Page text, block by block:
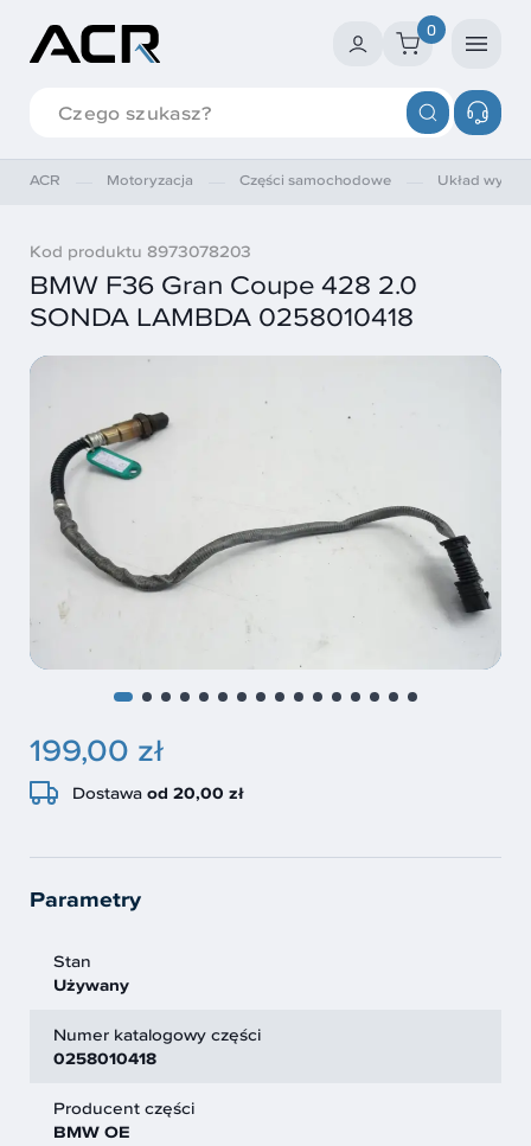
0
ACR Motoryzacja Części samochodowe Układ
Kod produktu 8973078203
BMW F36 Gran Coupe 428 2.0
SONDA LAMBDA 0258010418
199,00 zł
Dostawa od 20,00 zł
Parametry
Stan
Używany
Numer katalogowy części
0258010418
Producent części
BMW OE